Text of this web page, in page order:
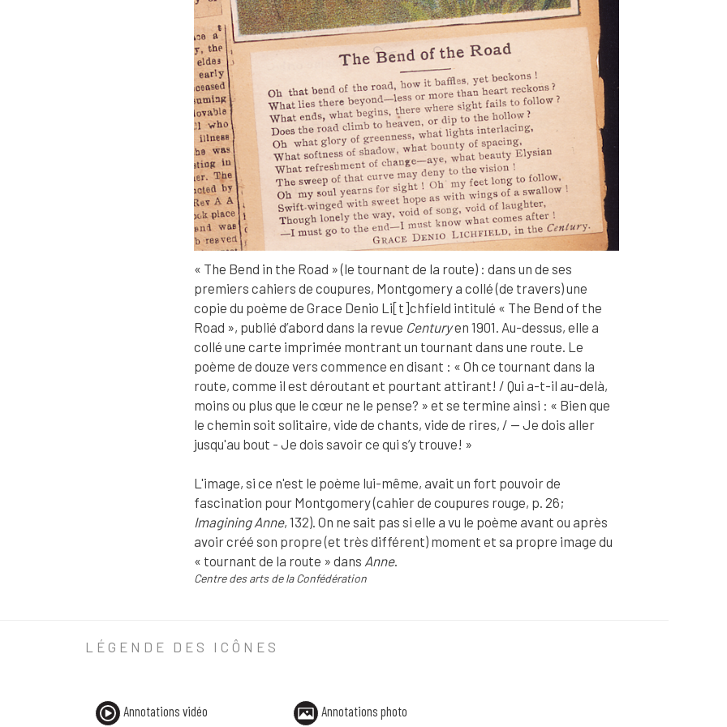
« The Bend in the Road » (le tournant de la route) : dans un de ses
premiers cahiers de coupures, Montgomery a collé (de travers) une
copie du poème de Grace Denio Li[t]chfield intitulé « The Bend of the
Road », publié d’abord dans la revue Centuryen 1901. Au-dessus, elle a
collé une carte imprimée montrant un tournant dans une route. Le
poème de douze vers commence en disant : « Oh ce tournant dans la
route, comme il est déroutant et pourtant attirant! / Qui a-t-il au-delà,
moins ou plus que le cœur ne le pense? » et se termine ainsi : « Bien que
le chemin soit solitaire, vide de chants, vide de rires, / -- Je dois aller
jusqu'au bout - Je dois savoir ce qui s’y trouve! »
L'image, si ce n'est le poème lui-même, avait un fort pouvoir de
fascination pour Montgomery (cahier de coupures rouge, p. 26;
Imagining Anne, 132). On ne sait pas si elle a vu le poème avant ou après
avoir créé son propre (et très différent) moment et sa propre image du
« tournant de la route » dans Anne.
Centre des arts de la Confédération
L'image, si ce n'est le poème lui-même, avait un fort pouvoir de fascination pour
LÉGENDE DES ICÔNES
Annotations vidéo Annotations photo